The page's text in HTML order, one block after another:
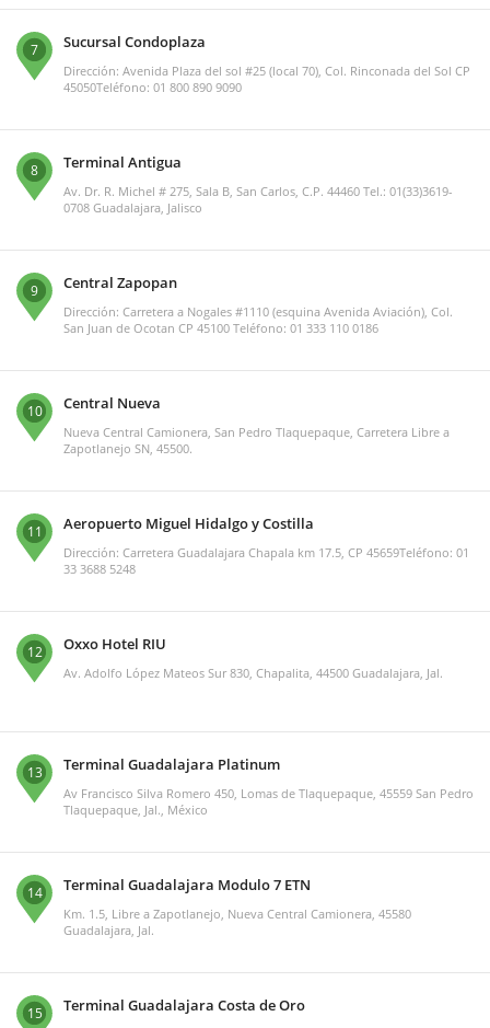
7 Sucursal Condoplaza
Dirección: Avenida Plaza del sol #25 (local 70), Col. Rinconada del Sol CP
45050Teléfono: 01 800 890 9090
8 Terminal Antigua
Av. Dr. R. Michel # 275, Sala B, San Carlos, C.P. 44460 Tel.: 01(33)3619-
0708 Guadalajara, Jalisco
9 Central Zapopan
Dirección: Carretera a Nogales #1110 (esquina Avenida Aviación), Col.
San Juan de Ocotan CP 45100 Teléfono: 01 333 110 0186
10 Central Nueva
Nueva Central Camionera, San Pedro Tlaquepaque, Carretera Libre a
Zapotlanejo SN, 45500.
11 Aeropuerto Miguel Hidalgo y Costilla
Dirección: Carretera Guadalajara Chapala km 17.5, CP 45659Teléfono: 01
33 3688 5248
12 Oxxo Hotel RIU
Av. Adolfo López Mateos Sur 830, Chapalita, 44500 Guadalajara, Jal.
13 Terminal Guadalajara Platinum
Av Francisco Silva Romero 450, Lomas de Tlaquepaque, 45559 San Pedro
Tlaquepaque, Jal., México
14 Terminal Guadalajara Modulo 7 ETN
Km. 1.5, Libre a Zapotlanejo, Nueva Central Camionera, 45580
Guadalajara, Jal.
15 Terminal Guadalajara Costa de Oro